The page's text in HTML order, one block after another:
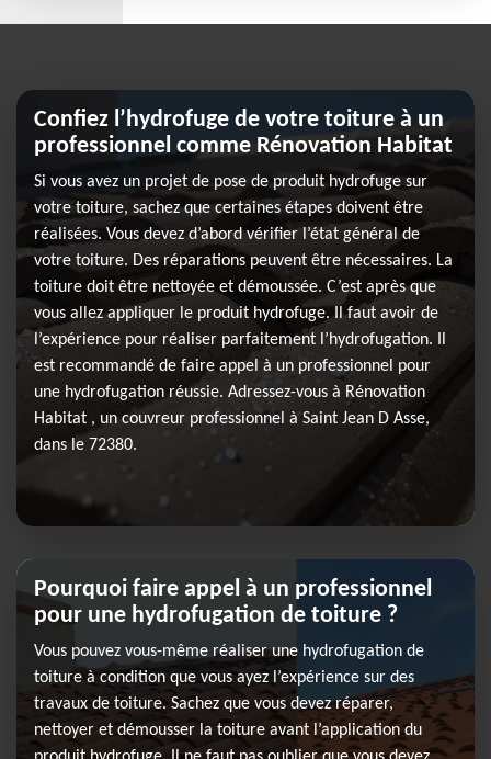
Confiez l’hydrofuge de votre toiture à un
professionnel comme Rénovation Habitat
Si vous avez un projet de pose de produit hydrofuge sur
votre toiture, sachez que certaines étapes doivent être
réalisées. Vous devez d’abord vérifier l’état général de
votre toiture. Des réparations peuvent être nécessaires. La
toiture doit être nettoyée et démoussée. C’est après que
vous allez appliquer le produit hydrofuge. Il faut avoir de
l’expérience pour réaliser parfaitement l’hydrofugation. Il
est recommandé de faire appel à un professionnel pour
une hydrofugation réussie. Adressez-vous à Rénovation
Habitat , un couvreur professionnel à Saint Jean D Asse,
dans le 72380.
Pourquoi faire appel à un professionnel
pour une hydrofugation de toiture ?
Vous pouvez vous-même réaliser une hydrofugation de
toiture à condition que vous ayez l’expérience sur des
travaux de toiture. Sachez que vous devez réparer,
nettoyer et démousser la toiture avant l’application du